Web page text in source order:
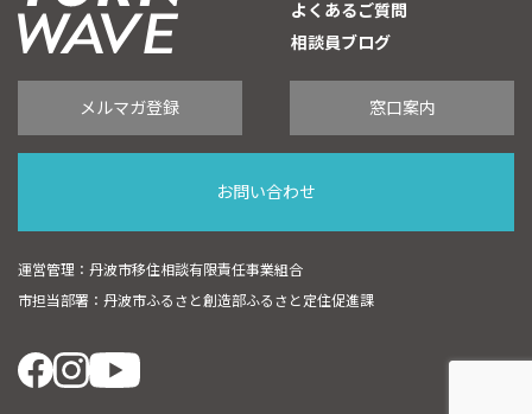
よくあるご質問
相談員ブログ
メルマガ登録 窓口案内
お問い合わせ
運営管理：丹波市移住相談有限責任事業組合
市担当部署：丹波市ふるさと創造部ふるさと定住促進課